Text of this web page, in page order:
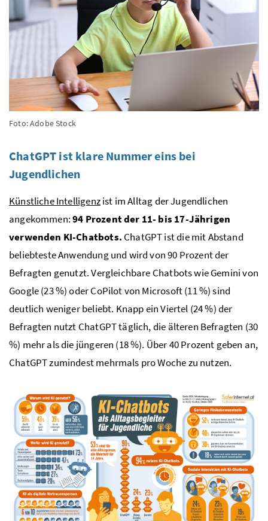
Foto: Adobe Stock
ChatGPT ist klare Nummer eins bei
Jugendlichen
Künstliche Intelligenzist im Alltag der Jugendlichen
angekommen:94 Prozent der 11- bis 17-Jährigen
verwenden KI-Chatbots. ChatGPT ist die mit Abstand
beliebteste Anwendung und wird von 90 Prozent der
Befragten genutzt. Vergleichbare Chatbots wie Gemini von
Google (23 %) oder CoPilot von Microsoft (11 %) sind
deutlich weniger beliebt. Knapp ein Viertel (24 %) der
Befragten nutzt ChatGPT täglich, die älteren Befragten (30
%) mehr als die jüngeren (18 %). Über 40 Prozent geben an,
ChatGPT zumindest mehrmals pro Woche zu nutzen.